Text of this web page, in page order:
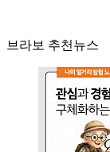
브라보 추천뉴스